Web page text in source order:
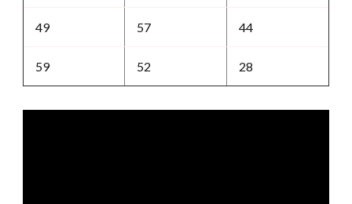
49 57 44
59 52 28